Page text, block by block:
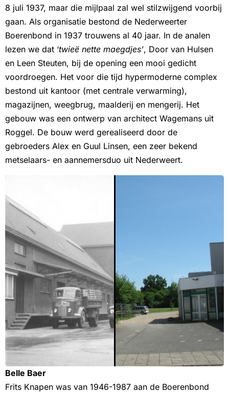
8 juli 1937, maar die mijlpaal zal wel stilzwijgend voorbij
gaan. Als organisatie bestond de Nederweerter
Boerenbond in 1937 trouwens al 40 jaar. In de analen
lezen we dat ‘twieë nette maegdjes’, Door van Hulsen
en Leen Steuten, bij de opening een mooi gedicht
voordroegen. Het voor die tijd hypermoderne complex
bestond uit kantoor (met centrale verwarming),
magazijnen, weegbrug, maalderij en mengerij. Het
gebouw was een ontwerp van architect Wagemans uit
Roggel. De bouw werd gerealiseerd door de
gebroeders Alex en Guul Linsen, een zeer bekend
metselaars- en aannemersduo uit Nederweert.
Belle Baer
Frits Knapen was van 1946-1987 aan de Boerenbond